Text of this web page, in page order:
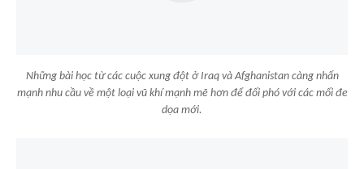
Những bài học từ các cuộc xung đột ở Iraq và Afghanistan càng nhấn
mạnh nhu cầu về một loại vũ khí mạnh mẽ hơn để đối phó với các mối đe
dọa mới.